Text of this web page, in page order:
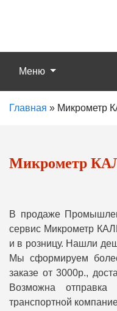
Меню
Главная » Микрометр
Микрометр
В продаже
сервис Микрометр
и в розницу. Нашли
Мы сформируем
заказе от 3000р.,
Возможна
транспортной